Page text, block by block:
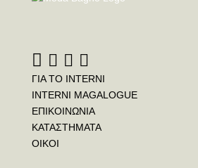
ΓΙΑ ΤΟ INTERNI
INTERNI MAGALOGUE
ΕΠΙΚΟΙΝΩΝΙΑ
ΚΑΤΑΣΤΗΜΑΤΑ
ΟΙΚΟΙ